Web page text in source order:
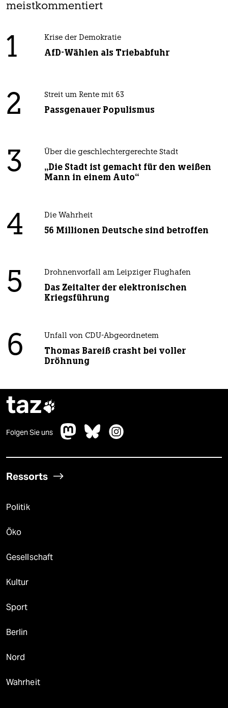
meistkommentiert
1 Krise der Demokratie
AfD-Wählen als Triebabfuhr
2 Streit um Rente mit 63
Passgenauer Populismus
3 Über die geschlechtergerechte Stadt
„Die Stadt ist gemacht für den weißen
Mann in einem Auto“
4 Die Wahrheit
56 Millionen Deutsche sind betroffen
5 Drohnenvorfall am Leipziger Flughafen
Das Zeitalter der elektronischen
Kriegsführung
6 Unfall von CDU-Abgeordnetem
Thomas Bareiß crasht bei voller
Dröhnung
taz
Folgen Sie uns
Ressorts
Politik
Öko
Gesellschaft
Kultur
Sport
Berlin
Nord
Wahrheit